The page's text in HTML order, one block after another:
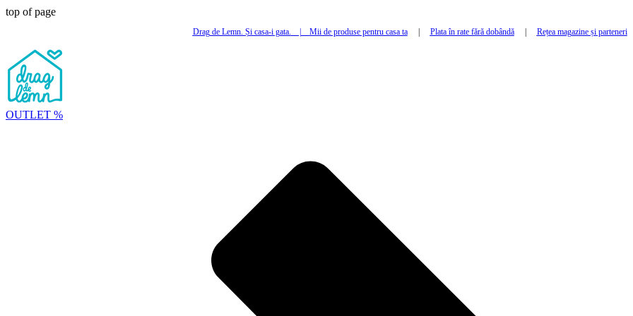
top of page
Drag de Lemn. Și casa-i gata. Mii de produse pentru casa ta| Plata în rate fără dobândă| Rețea magazine și parteneri
OUTLET %